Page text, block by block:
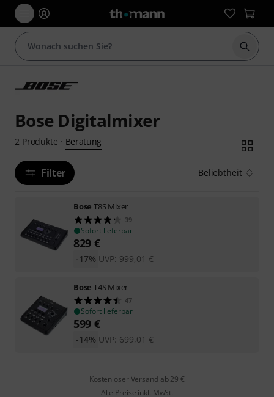
Suche
Bose Digitalmixer
2 Produkte · Beratung
Filter Beliebtheit
Bose T8S Mixer
39
Sofort lieferbar
829 €
UVP: 999,01 €
-17%
Bose T4S Mixer
47
Sofort lieferbar
599 €
UVP: 699,01 €
-14%
Kostenloser Versand ab 29 €
Alle Preise inkl. MwSt.